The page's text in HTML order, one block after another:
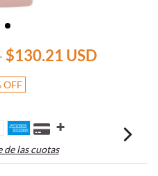
$130.21 USD
OFF
de las cuotas